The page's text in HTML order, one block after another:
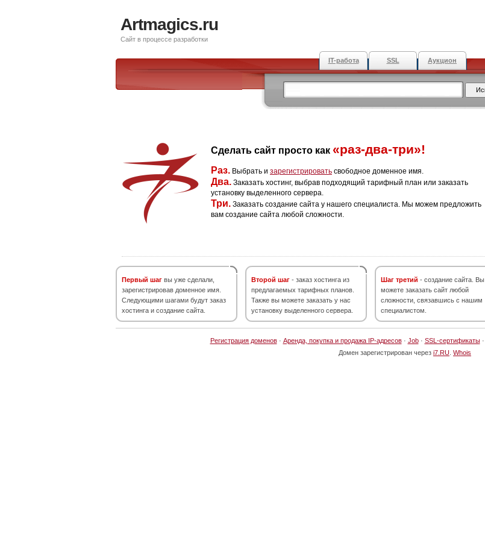
Artmagics.ru
Сайт в процессе разработки
IT-работа SSL Аукцион
Сделать сайт просто как «раз-два-три»!
Раз. Выбрать и зарегистрировать свободное доменное имя.
Два. Заказать хостинг, выбрав подходящий тарифный план или заказать
установку выделенного сервера.
Три. Заказать создание сайта у нашего специалиста. Мы можем предложить
вам создание сайта любой сложности.
Первый шаг вы уже сделали,
зарегистрировав доменное имя.
Следующими шагами будут заказ
хостинга и создание сайта.
Второй шаг - заказ хостинга из
предлагаемых тарифных планов.
Также вы можете заказать у нас
установку выделенного сервера.
Шаг третий - создание сайта. Вы
можете заказать сайт любой
сложности, связавшись с нашим
специалистом.
Регистрация доменов· Аренда, покупка и продажа IP-адресов· Job· SSL-сертификаты·
Домен зарегистрирован через i7.RU Whois